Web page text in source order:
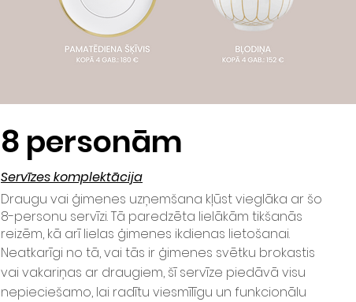
8 personām
Servīzes komplektācija
Draugu vai ģimenes uzņemšana kļūst vieglāka ar šo
8-personu servīzi. Tā paredzēta lielākām tikšanās
reizēm, kā arī lielas ģimenes ikdienas lietošanai.
Neatkarīgi no tā, vai tās ir ģimenes svētku brokastis
vai vakariņas ar draugiem, šī servīze piedāvā visu
nepieciešamo, lai radītu viesmīlīgu un funkcionālu